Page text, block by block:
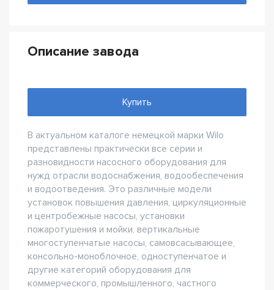
Описание завода
Купить
В актуальном каталоге немецкой марки Wilo
представлены практически все серии и
разновидности насосного оборудования для
нужд отрасли водоснабжения, водообеспечения
и водоотведения. Это различные модели
установок повышения давления, циркуляционные
и центробежные насосы, установки
пожаротушения и мойки, вертикальные
многоступенчатые насосы, самовсасывающее,
консольно-моноблочное, одноступенчатое и
другие категорий оборудования для
коммерческого, промышленного, частного